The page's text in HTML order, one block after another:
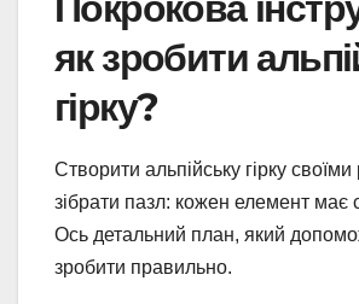
як зробити
гірку?
Створити альпійську гірку
зібрати пазл: кожен елемент має
Ось детальний план, який
зробити правильно.